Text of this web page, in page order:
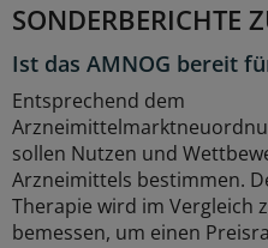
SONDERBERICHTE
Ist das AMNOG bereit
Entsprechend dem
sollen Nutzen und
Arzneimittels bestimmen.
Therapie wird im Vergleich
bemessen, um einen